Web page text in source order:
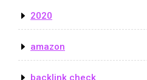
2020
amazon
backlink check